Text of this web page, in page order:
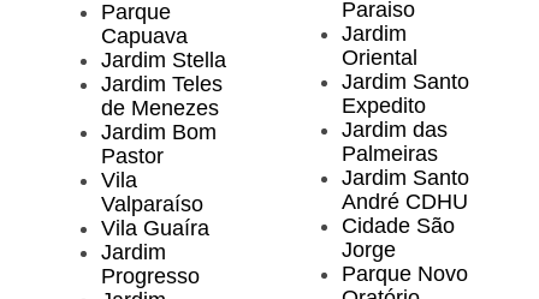
Parque
Capuava
Jardim Stella
Jardim Teles
de Menezes
Jardim Bom
Pastor
Vila
Valparaíso
Vila Guaíra
Jardim
Progresso
Paraiso
Jardim
Oriental
Jardim Santo
Expedito
Jardim das
Palmeiras
Jardim Santo
André CDHU
Cidade São
Jorge
Parque Novo